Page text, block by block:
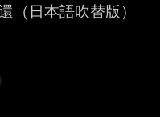
（日本語吹替版）